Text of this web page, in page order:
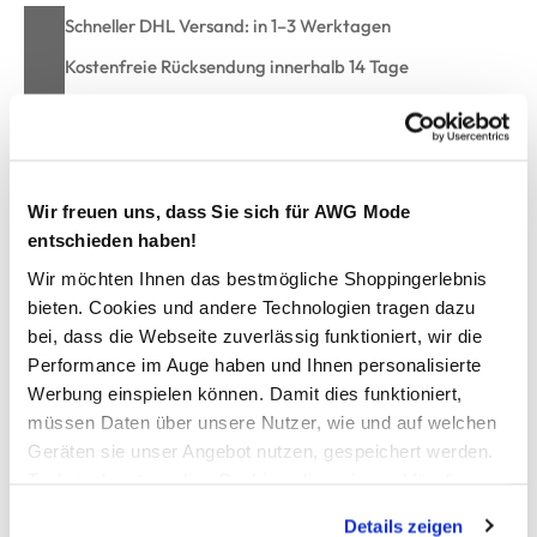
Wir freuen uns, dass Sie sich für AWG Mode
entschieden haben!
Wir möchten Ihnen das bestmögliche Shoppingerlebnis
bieten. Cookies und andere Technologien tragen dazu
bei, dass die Webseite zuverlässig funktioniert, wir die
Performance im Auge haben und Ihnen personalisierte
Werbung einspielen können. Damit dies funktioniert,
müssen Daten über unsere Nutzer, wie und auf welchen
Geräten sie unser Angebot nutzen, gespeichert werden.
Details zeigen
Schneller DHL Versand: in 1–3 Werktagen
Kostenfreie Rücksendung innerhalb 14 Tage
Kostenlose Filiallieferung in Ihre Wunschfiliale
Zur Wunschliste hinzufügen
Kids Only KOGCOLETTE L/S O-NECK Sweatshirt mit
Print
cooles Sweatshirt von Kids Only
mit Rundhals-Ausschnitt
effektvoller Frontprint mit Stickerei-Schriftzug
ein Hingucker für modebewusste Girls